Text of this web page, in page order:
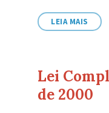
LEIA MAIS
Lei
de 2000